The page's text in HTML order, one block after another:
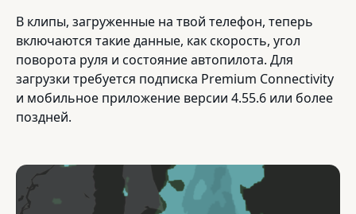
В клипы, загруженные на твой телефон, теперь
включаются такие данные, как скорость, угол
поворота руля и состояние автопилота. Для
загрузки требуется подписка Premium Connectivity
и мобильное приложение версии 4.55.6 или более
поздней.